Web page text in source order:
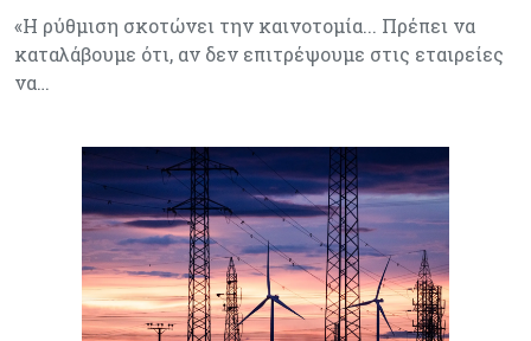
«Η ρύθμιση σκοτώνει την καινοτομία... Πρέπει να
καταλάβουμε ότι, αν δεν επιτρέψουμε στις εταιρείες
να…